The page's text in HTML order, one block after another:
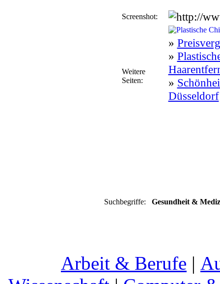
Screenshot:
Weitere
Seiten:
»
»
»
Düsseldorf
Suchbegriffe: Gesundheit &
Arbeit & Berufe |